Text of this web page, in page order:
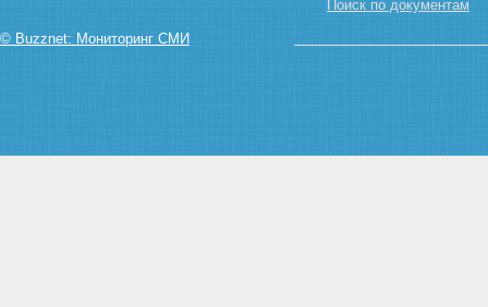
© Buzznet: Мониторинг СМИ
Поиск по документам